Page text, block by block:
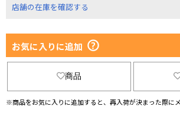
店舗の在庫を確認する
お気に入りに追加
商品
※商品をお気に入りに追加すると、再入荷が決まった際にメ